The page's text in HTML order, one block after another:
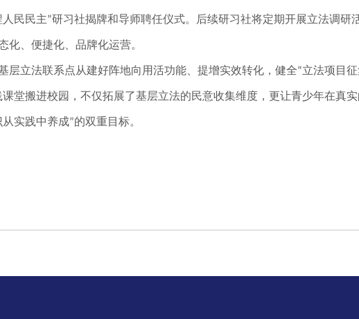
民民主”研习社揭牌和导师聘任仪式。后续研习社将定期开展立法调
化、便捷化、品牌化运营。
层立法联系点从建好阵地向用活功能、提增实效转化，健全“立法项目
堂搬进校园，不仅拓展了基层立法的民意收集维度，更让青少年在真
实践中养成”的双重目标。